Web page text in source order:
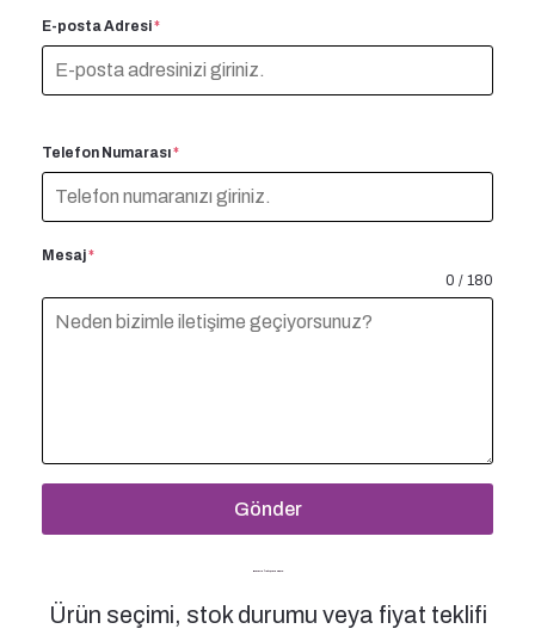
E-posta Adresi*
Telefon Numarası*
Mesaj*
0 / 180
Gönder
Bizimle İletişime Geçin
Ürün seçimi, stok durumu veya fiyat teklifi